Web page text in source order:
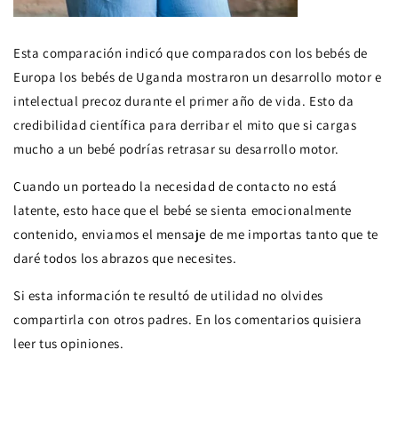
Esta comparación indicó que comparados con los bebés de
Europa los bebés de Uganda mostraron un desarrollo motor e
intelectual precoz durante el primer año de vida. Esto da
credibilidad científica para derribar el mito que si cargas
mucho a un bebé podrías retrasar su desarrollo motor.
Cuando un porteado la necesidad de contacto no está
latente, esto hace que el bebé se sienta emocionalmente
contenido, enviamos el mensaje de me importas tanto que te
daré todos los abrazos que necesites.
Si esta información te resultó de utilidad no olvides
compartirla con otros padres. En los comentarios quisiera
leer tus opiniones.